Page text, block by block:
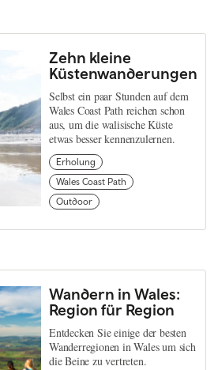
Zehn kleine
Küstenwanderungen
Selbst ein paar Stunden auf dem
Wales Coast Path reichen schon
aus, um die walisische Küste
etwas besser kennenzulernen.
Erholung
Wales Coast Path
Outdoor
Wandern in Wales:
Region für Region
Entdecken Sie einige der besten
Wanderregionen in Wales um sich
die Beine zu vertreten.